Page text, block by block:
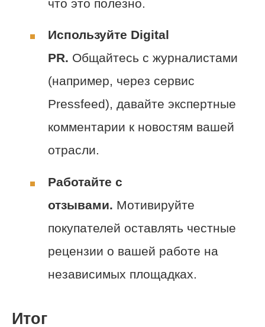
что это полезно.
Используйте Digital
PR. Общайтесь с журналистами
(например, через сервис
Pressfeed), давайте экспертные
комментарии к новостям вашей
отрасли.
Работайте с
отзывами. Мотивируйте
покупателей оставлять честные
рецензии о вашей работе на
независимых площадках.
Итог